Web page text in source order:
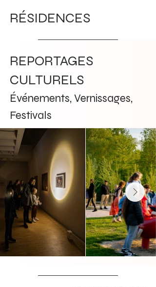
RÉSIDENCES
REPORTAGES
CULTURELS
Événements, Vernissages,
Festivals